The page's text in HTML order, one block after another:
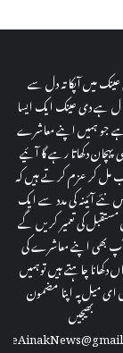
میں آپکا تہ دل سے
ہے دی عینک ایک ایسا
جو ہمیں اپنے معاشرے
پہچان دکھاتا رہے گا آئیے
کر عزم کرتے ہیں کہ
آئینہ کی مدد سے ایک
کی تعمیر کریں گے
بھی اپنے معاشرے کی
دکھانا چاہتے ہیں توہمیں
میل پہ اپنا مضمون
بھیجیں